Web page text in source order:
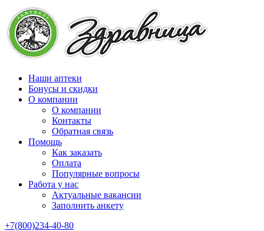
Наши аптеки
Бонусы и скидки
О компании
О компании
Контакты
Обратная связь
Помощь
Как заказать
Оплата
Популярные вопросы
Работа у нас
Актуальные вакансии
Заполнить анкету
+7(800)234-40-80